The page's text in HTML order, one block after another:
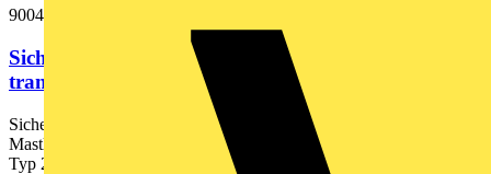
900443
Sicherungskasten EK480 Fa. Langmatz mit
transparenter Abdeckung und...
Sicherungskasten EK480 mit Überspannungsschutz für LED-
Mastleuchten. Dreipoliger Überspannungsableiter DEHNcord L,
Typ 2...